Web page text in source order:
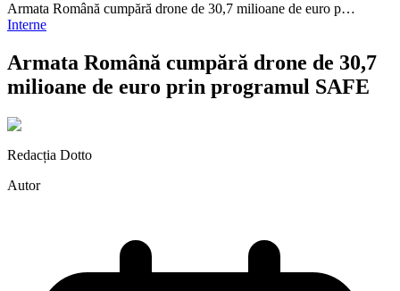
Armata Română cumpără drone de 30,7 milioane de euro p…
Interne
Armata Română cumpără drone de 30,7
milioane de euro prin programul SAFE
Redacția Dotto
Autor